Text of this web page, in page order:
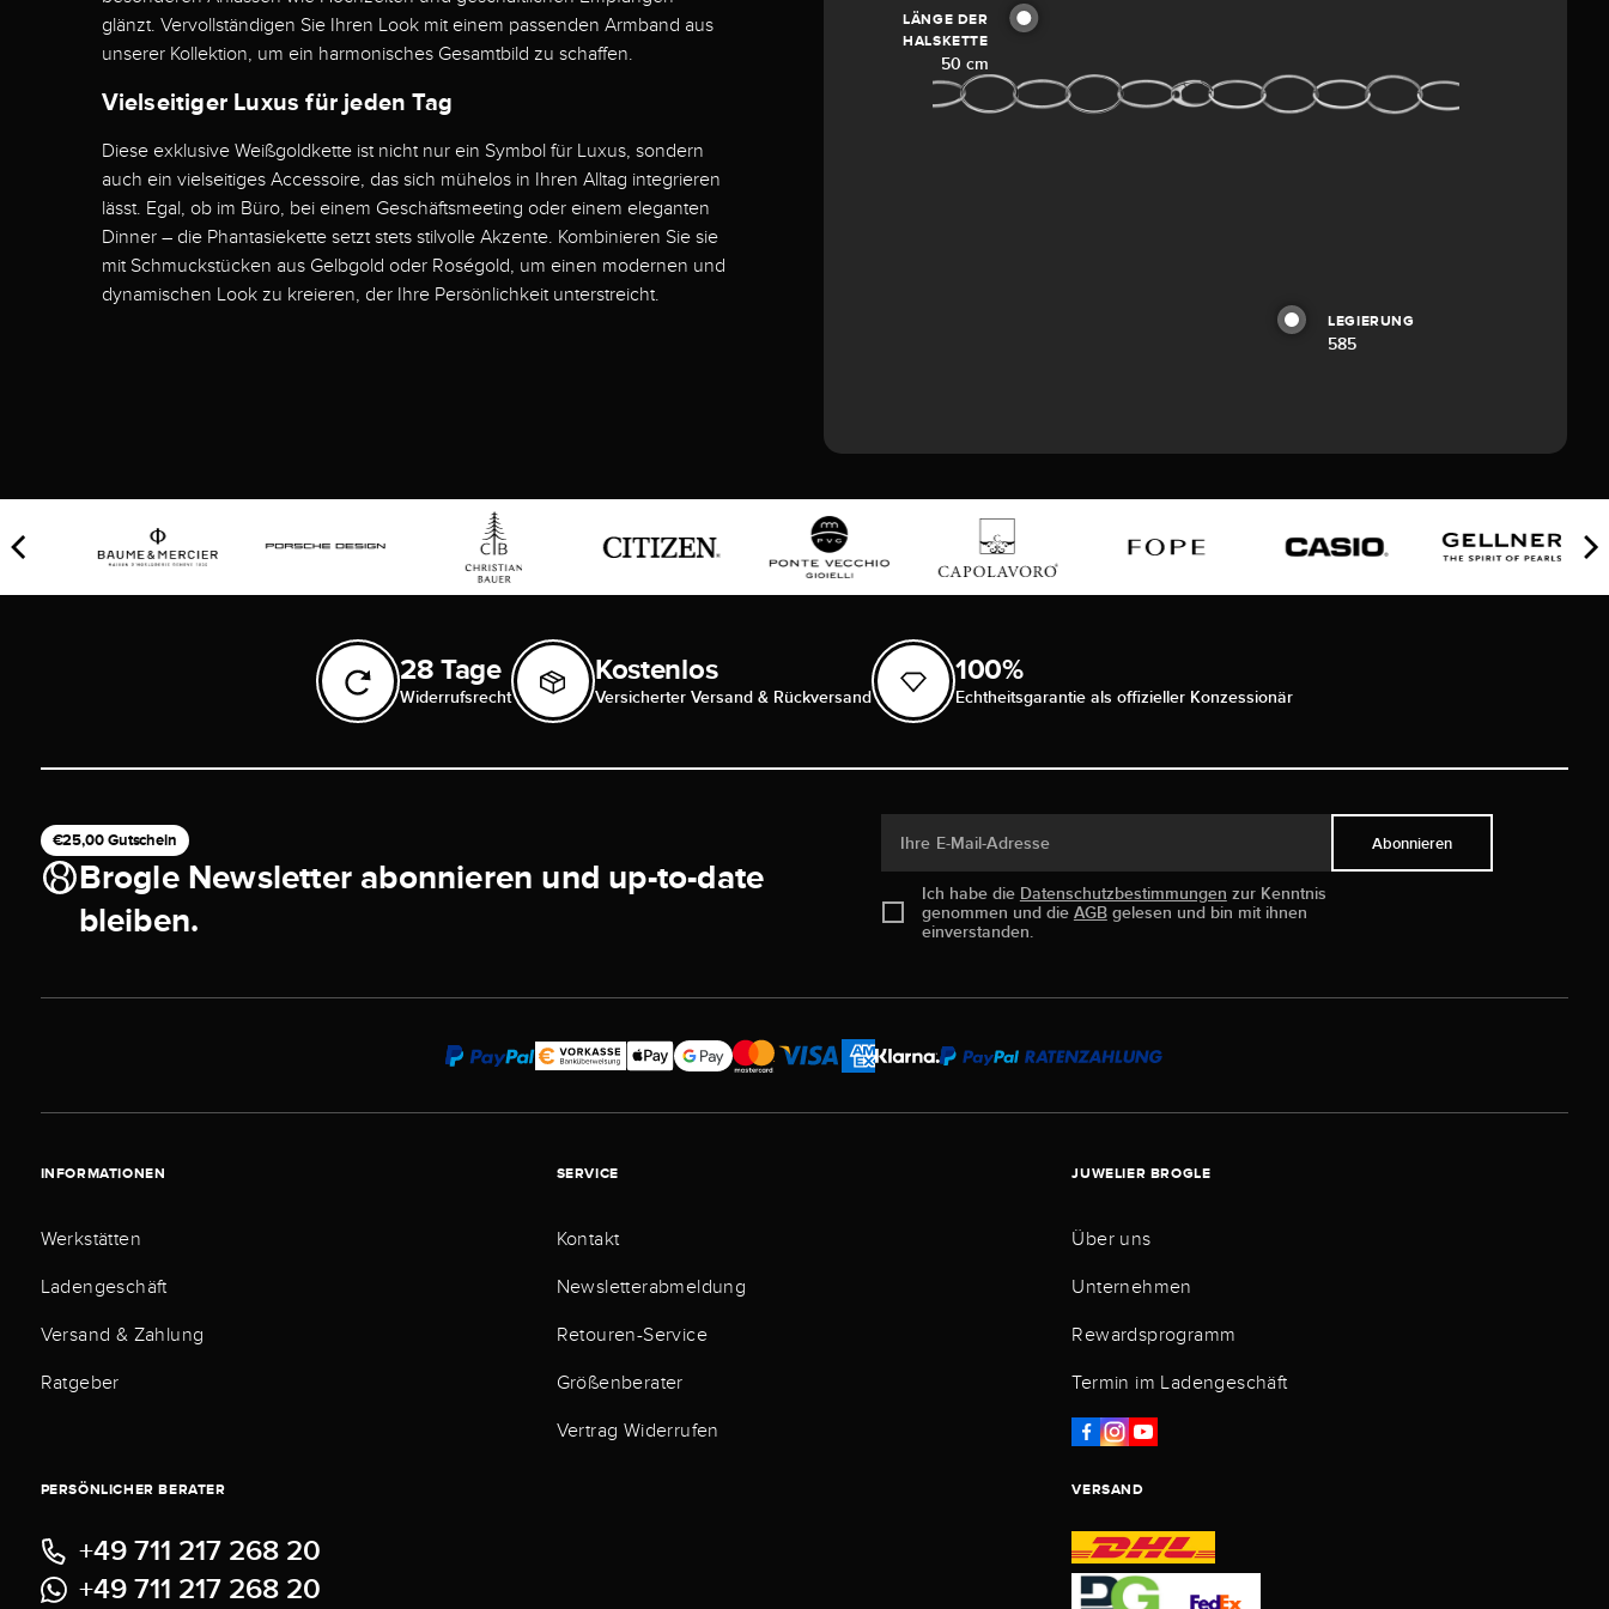
glänzt. Vervollständigen Sie Ihren Look mit einem passenden Armband aus
unserer Kollektion, um ein harmonisches Gesamtbild zu schaffen.
Vielseitiger Luxus für jeden Tag
Diese exklusive Weißgoldkette ist nicht nur ein Symbol für Luxus, sondern
auch ein vielseitiges Accessoire, das sich mühelos in Ihren Alltag integrieren
lässt. Egal, ob im Büro, bei einem Geschäftsmeeting oder einem eleganten
Dinner – die Phantasiekette setzt stets stilvolle Akzente. Kombinieren Sie sie
mit Schmuckstücken aus Gelbgold oder Roségold, um einen modernen und
dynamischen Look zu kreieren, der Ihre Persönlichkeit unterstreicht.
LÄNGE DER
HALSKETTE
50 cm
LEGIERUNG
585
28 Tage
Widerrufsrecht
Kostenlos
Versicherter Versand & Rückversand
100%
Echtheitsgarantie als offizieller Konzessionär
€25,00 Gutschein
Brogle Newsletter abonnieren und up-to-date
bleiben.
Ihre E-Mail-Adresse
Ich habe die Datenschutzbestimmungen zur Kenntnis
genommen und die AGBgelesen und bin mit ihnen
einverstanden.
Abonnieren
INFORMATIONEN
Werkstätten
Ladengeschäft
Versand & Zahlung
Ratgeber
SERVICE
Kontakt
Newsletterabmeldung
Retouren-Service
Größenberater
Vertrag Widerrufen
JUWELIER BROGLE
Über uns
Unternehmen
Rewardsprogramm
Termin im Ladengeschäft
PERSÖNLICHER BERATER
+49 711 217 268 20
+49 711 217 268 20
VERSAND